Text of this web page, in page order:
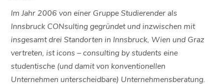
Im Jahr 2006 von einer Gruppe Studierender als
Innsbruck CONsulting gegründet und inzwischen mit
insgesamt drei Standorten in Innsbruck, Wien und Graz
vertreten, ist icons – consulting by students eine
studentische (und damit von konventionellen
Unternehmen unterscheidbare) Unternehmensberatung.